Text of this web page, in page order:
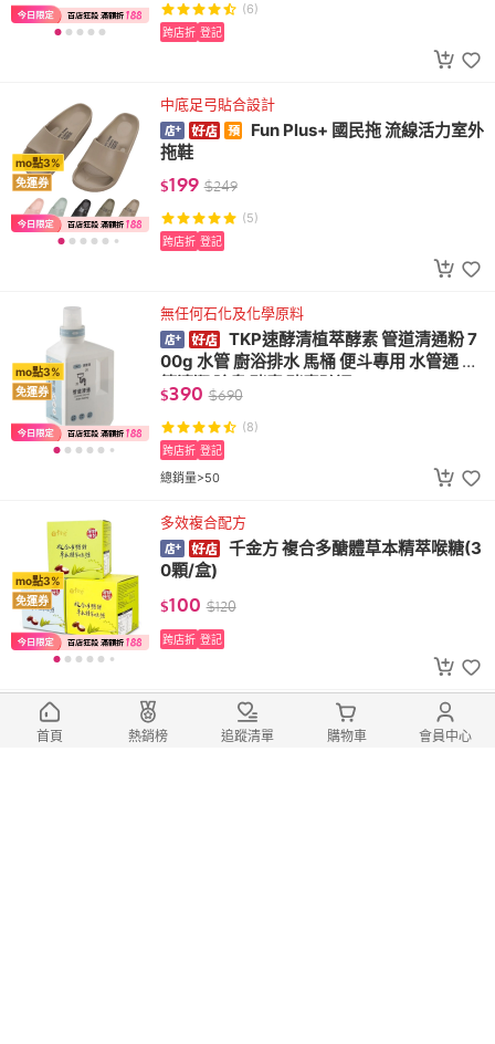
(6)
跨店折 登記
mo點3%
免運券
中底足弓貼合設計
Fun Plus+ 國民拖 流線活力室外
拖鞋
$199 $249
(5)
跨店折 登記
mo點3%
免運券
無任何石化及化學原料
TKP速酵清植萃酵素 管道清通粉 7
00g 水管 廚浴排水 馬桶 便斗專用 水管通 水
管清潔 除臭 酵素 酵素疏通
$390 $690
(8)
總銷量>50
跨店折 登記
mo點3%
免運券
多效複合配方
千金方 複合多醣體草本精萃喉糖(3
0顆/盒)
$100 $120
跨店折 登記
日本原裝進口 IDDSI等級
日本BALANCE沛能思 能量補給果
首頁 熱銷榜 追蹤清單 購物車 會員中心